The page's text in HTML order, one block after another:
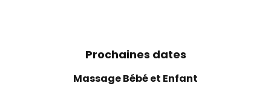
Prochaines dates
Massage Bébé et Enfant